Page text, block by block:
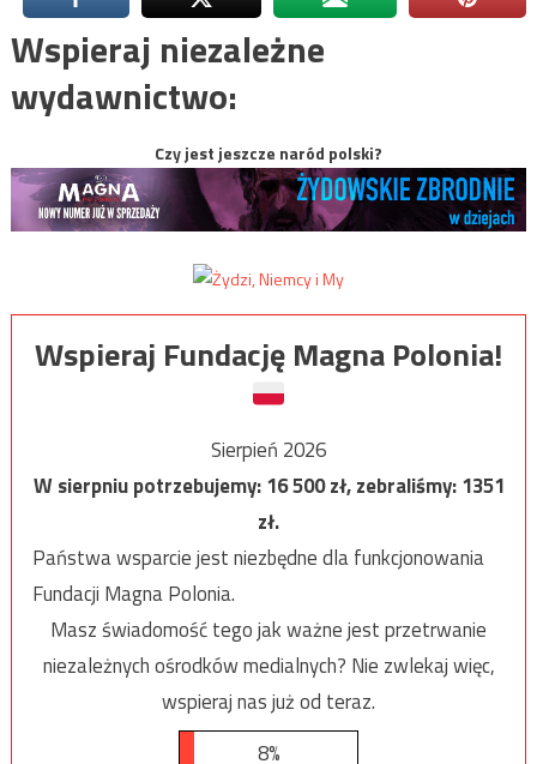
Wspieraj niezależne
wydawnictwo:
Czy jest jeszcze naród polski?
Wspieraj Fundację Magna Polonia!
Sierpień 2026
W sierpniu potrzebujemy:16 500zł, zebraliśmy:1351
zł.
Państwa wsparcie jest niezbędne dla funkcjonowania
Fundacji Magna Polonia.
Masz świadomość tego jak ważne jest przetrwanie
niezależnych ośrodków medialnych? Nie zwlekaj więc,
wspieraj nas już od teraz.
8%